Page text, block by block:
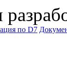
по D7